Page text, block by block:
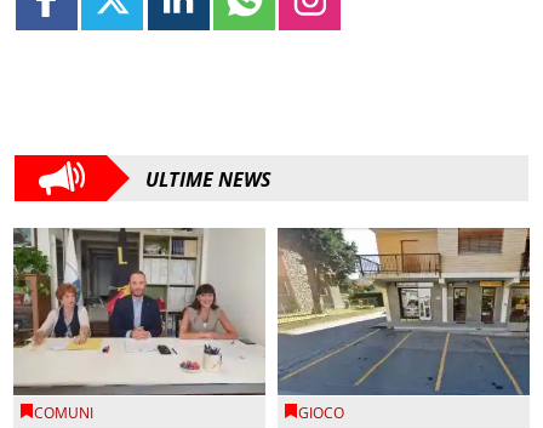
ULTIME NEWS
COMUNI GIOCO